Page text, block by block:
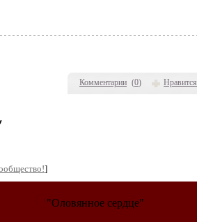
Комментарии (0) Нравится
]
"Оловянное сердце"